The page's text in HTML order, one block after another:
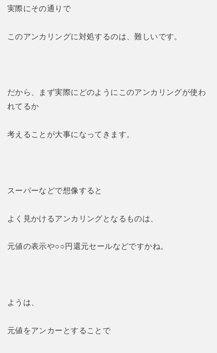
実際にその通りで
このアンカリングに対処するのは、難しいです。
だから、まず実際にどのようにこのアンカリングが使わ
れてるか
考えることが大事になってきます。
スーパーなどで想像すると
よく見かけるアンカリングとなるものは、
元値の表示や○○円還元セールなどですかね。
ようは、
元値をアンカーとすることで